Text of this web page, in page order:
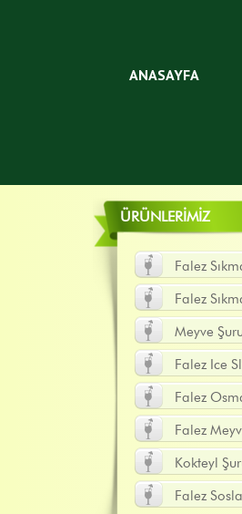
ANASAYFA
ÜRÜNLERIMIZ
Falez
Falez
Meyve
Falez Ice
Falez
Falez
Kokteyl
Falez